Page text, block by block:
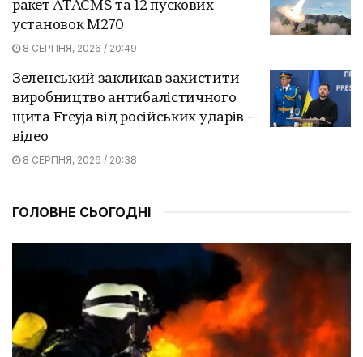
ракет ATACMS та 12 пускових
установок M270
8 СЕРПНЯ, 2026 / 20:49
Зеленський закликав захистити
виробництво антибалістичного
щита Freyja від російських ударів –
відео
8 СЕРПНЯ, 2026 / 20:38
ГОЛОВНЕ СЬОГОДНІ